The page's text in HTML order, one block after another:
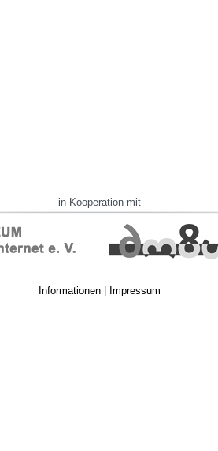
in Kooperation mit
Informationen| Impressum